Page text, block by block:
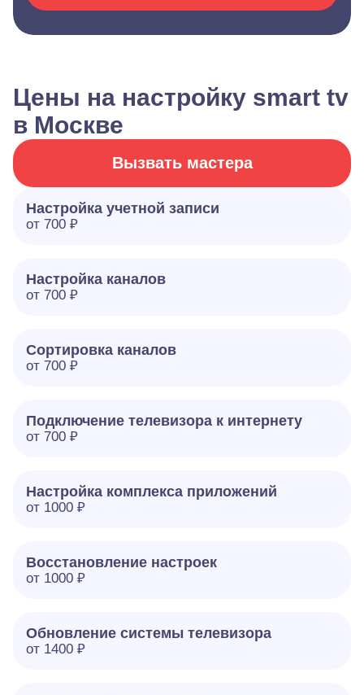
Цены на настройку smart tv
в Москве
Вызвать мастера
Настройка учетной записи
от 700 ₽
Настройка каналов
от 700 ₽
Сортировка каналов
от 700 ₽
Подключение телевизора к интернету
от 700 ₽
Настройка комплекса приложений
от 1000 ₽
Восстановление настроек
от 1000 ₽
Обновление системы телевизора
от 1400 ₽